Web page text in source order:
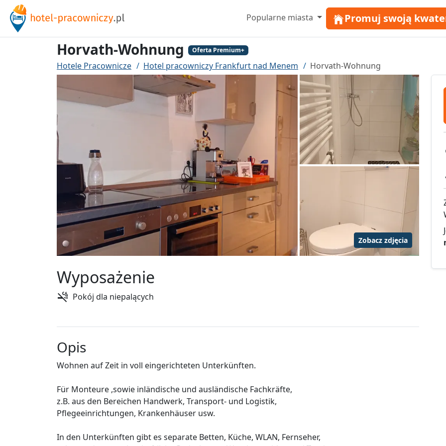
Popularne miasta Promuj swoją
Horvath-Wohnung Oferta Premium+
Hotele Pracownicze Hotel pracowniczy Frankfurt nad Menem Horvath-Wohnung
Zobacz zdjęcia
Wyposażenie
Pokój dla niepalących
Opis
Wohnen auf Zeit in voll eingerichteten Unterkünften.
Für Monteure ,sowie inländische und ausländische Fachkräfte,
z.B. aus den Bereichen Handwerk, Transport- und Logistik,
Pflegeeinrichtungen, Krankenhäuser usw.
In den Unterkünften gibt es separate Betten, Küche, WLAN, Fernseher,